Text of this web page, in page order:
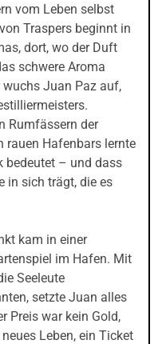
vom Leben selbst
Traspers beginnt in
dort, wo der Duft
schwere Aroma
Juan Paz auf,
Rumfässern der
rauen Hafenbars lernte
bedeutet – und dass
in sich trägt, die es
kam in einer
im Hafen. Mit
Seeleute
setzte Juan alles
Preis war kein Gold,
Leben, ein Ticket